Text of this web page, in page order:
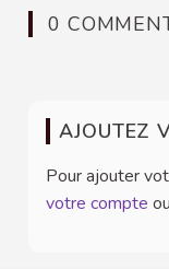
0
AJOUTEZ
Pour ajouter
votre compte ou